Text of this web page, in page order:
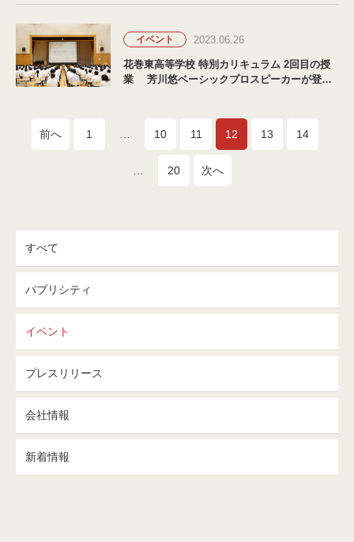
イベント 2023.06.26
花巻東高等学校 特別カリキュラム 2回目の授
業 芳川悠ベーシックプロスピーカーが登
前へ 1 10 11 12 13 14
20 次へ
すべて
パブリシティ
イベント
プレスリリース
会社情報
新着情報